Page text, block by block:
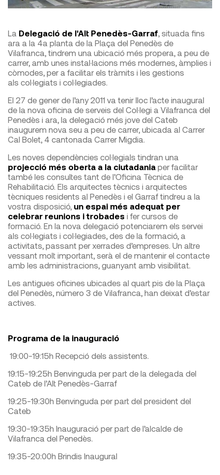
La Delegació de l'Alt Penedès-Garraf , situada fins
ara a la 4a planta de la Plaça del Penedès de
Vilafranca, tindrem una ubicació més propera, a peu de
carrer, amb unes instal·lacions més modernes, àmplies i
còmodes, per a facilitar els tràmits i les gestions
als col·legiats i col·legiades.
El 27 de gener de l’any 2011 va tenir lloc l’acte inaugural
de la nova oficina de serveis del Col·legi a Vilafranca del
Penedès i ara, la delegació més jove del Cateb
inaugurem nova seu a peu de carrer, ubicada al Carrer
Cal Bolet, 4 cantonada Carrer Migdia.
Les noves dependències col·legials tindran una
projecció més oberta a la ciutadania per facilitar
també les consultes tant de l’Oficina Tècnica de
Rehabilitació. Els arquitectes tècnics i arquitectes
tècniques residents al Penedès i el Garraf tindreu a la
vostra disposició, un espai més adequat per
celebrar reunions i trobades i fer cursos de
formació. En la nova delegació potenciarem els servei
als col·legiats i col·legiades, des de la formació, a
activitats, passant per xerrades d’empreses. Un altre
vessant molt important, serà el de mantenir el contacte
amb les administracions, guanyant amb visibilitat.
Les antigues oficines ubicades al quart pis de la Plaça
del Penedès, número 3 de Vilafranca, han deixat d’estar
actives.
Programa de la inauguració
19:00-19:15h Recepció dels assistents.
19:15-19:25h Benvinguda per part de la delegada del
Cateb de l’Alt Penedès-Garraf
19:25-19:30h Benvinguda per part del president del
Cateb
19:30-19:35h Inauguració per part de l’alcalde de
Vilafranca del Penedès.
19:35-20:00h Brindis Inaugural